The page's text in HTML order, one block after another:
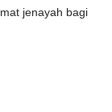
jenayah bagi